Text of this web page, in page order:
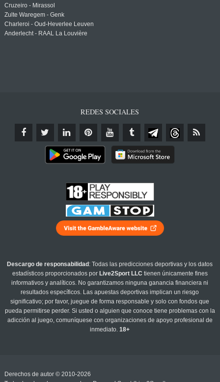
Cruzeiro - Mirassol
Zulte Waregem - Genk
Charleroi - Oud-Heverlee Leuven
Anderlecht - RAAL La Louvière
REDES SOCIALES
Descargo de responsabilidad : Todas las predicciones deportivas y los datos
estadísticos proporcionados por Live2Sport LLC tienen únicamente fines
informativos y analíticos. No garantizamos ninguna ganancia financiera ni
resultados específicos. Las apuestas deportivas implican un riesgo
significativo; por favor, juegue de forma responsable y solo con fondos que
pueda permitirse perder. Si usted o alguien que conoce tiene problemas con la
adicción al juego, comuníquese con organizaciones de apoyo profesional de
inmediato.18+
Derechos de autor © 2010-2026